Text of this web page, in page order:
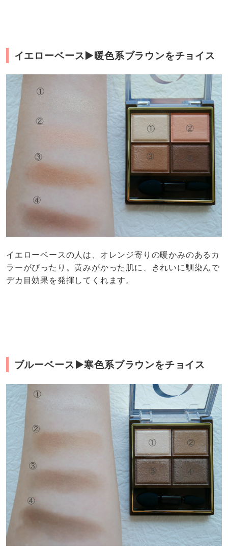
イエローベース▶︎暖色系ブラウンをチョイス
イエローベースの人は、オレンジ寄りの暖かみのあるカ
ラーがぴったり。黄みがかった肌に、きれいに馴染んで
デカ目効果を発揮してくれます。
ブルーベース▶︎寒色系ブラウンをチョイス